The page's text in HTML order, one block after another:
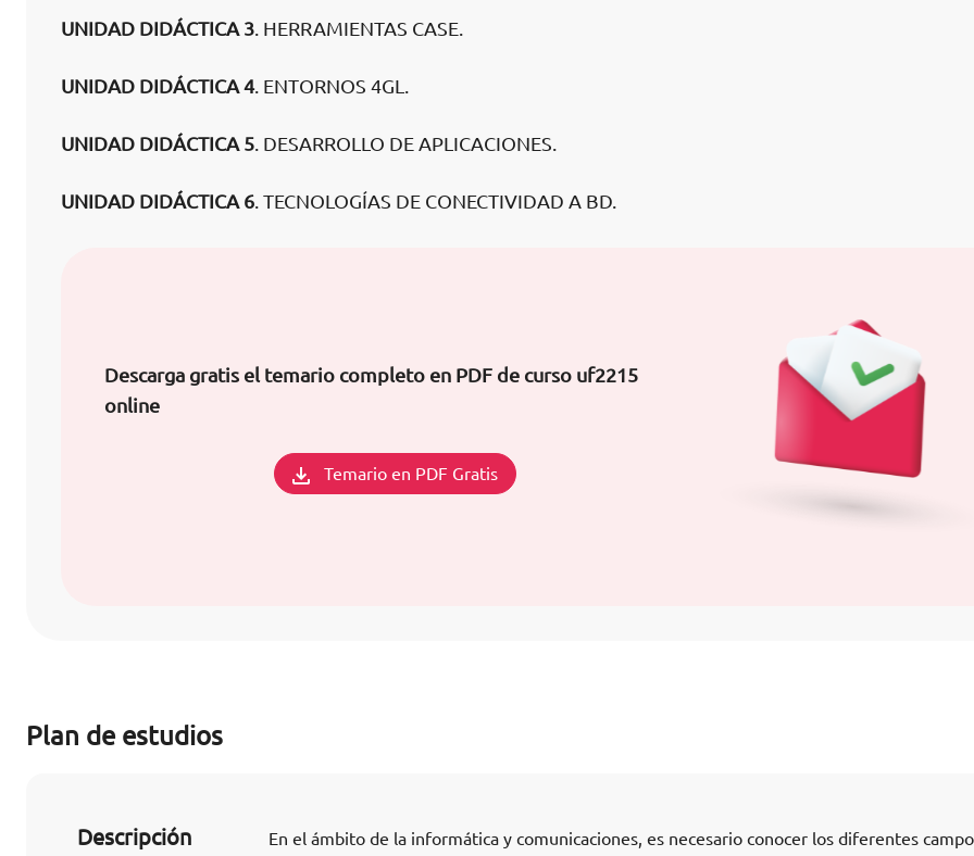
UNIDAD DIDÁCTICA 3. HERRAMIENTAS CASE.
UNIDAD DIDÁCTICA 4. ENTORNOS 4GL.
UNIDAD DIDÁCTICA 5. DESARROLLO DE APLICACIONES.
UNIDAD DIDÁCTICA 6. TECNOLOGÍAS DE CONECTIVIDAD A BD.
Descarga gratis el temario completo en PDF de curso uf2215
online
Temario en PDF Gratis
Plan de estudios
Descripción
En el ámbito de la informática y comunicaciones, es necesario conocer los diferentes